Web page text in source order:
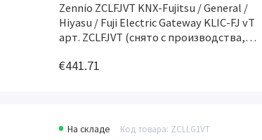
Zennio ZCLFJVT KNX-Fujitsu / General /
Hiyasu / Fuji Electric Gateway KLIC-FJ vT
арт. ZCLFJVT (снято с производства,
€441.71
На складе Код товара: ZCLLG1VT